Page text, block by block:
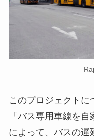
このプロジェクトに
「バス専用車線を
によって、バスの遅